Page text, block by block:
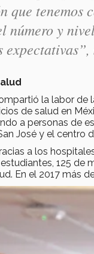
que tenemos
número y
la labor de
de salud en
a personas de
José y el centro
a los
125 de
En el 2017 más